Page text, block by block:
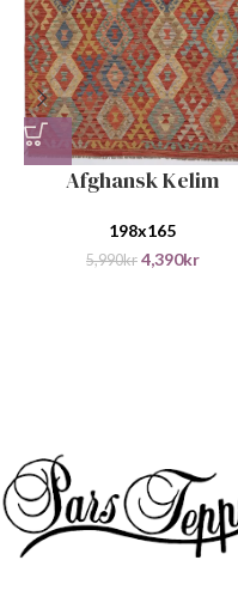
Afghansk Kelim
198x165
5,990kr 4,390kr